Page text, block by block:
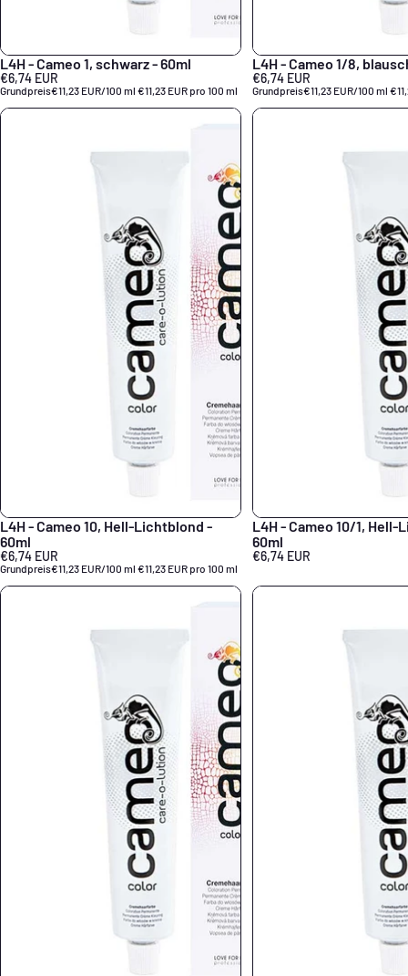
L4H - Cameo 1, schwarz - 60ml
€6,74 EUR
Grundpreis€11,23 EUR/100 ml €11,23 EUR pro 100 ml
L4H - Cameo 1/8,
€6,74 EUR
Grundpreis€11,23 EUR/100 ml
L4H - Cameo 10, Hell-Lichtblond -
60ml
€6,74 EUR
Grundpreis€11,23 EUR/100 ml €11,23 EUR pro 100 ml
L4H - Cameo 10/1,
60ml
€6,74 EUR